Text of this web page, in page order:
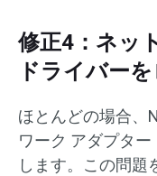
修正4：ネッ
ドライバー
ほとんどの場合、
ワーク アダプタ
します。この問題